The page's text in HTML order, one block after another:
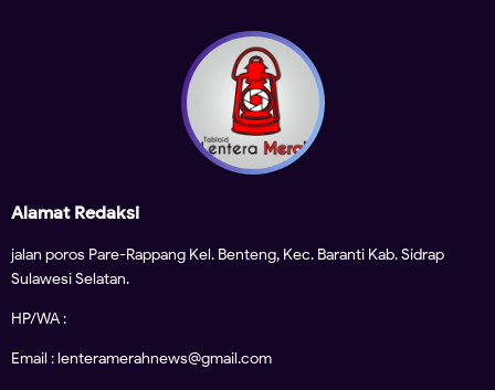
Alamat Redaksi
jalan poros Pare-Rappang Kel. Benteng, Kec. Baranti Kab. Sidrap
Sulawesi Selatan.
HP/WA :
Email : lenteramerahnews@gmail.com